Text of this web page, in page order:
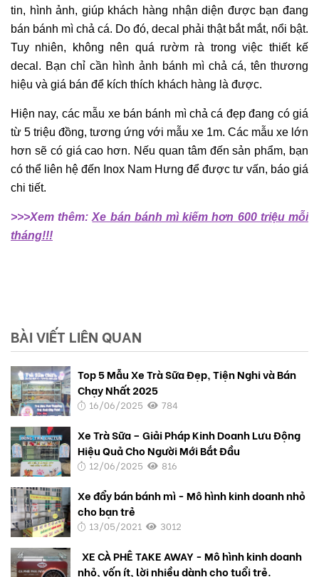
tin, hình ảnh, giúp khách hàng nhận diện được bạn đang
bán bánh mì chả cá. Do đó, decal phải thật bắt mắt, nổi bật.
Tuy nhiên, không nên quá rườm rà trong việc thiết kế
decal. Bạn chỉ cần hình ảnh bánh mì chả cá, tên thương
hiệu và giá bán để kích thích khách hàng là được.
Hiện nay, các mẫu xe bán bánh mì chả cá đẹp đang có giá
từ 5 triệu đồng, tương ứng với mẫu xe 1m. Các mẫu xe lớn
hơn sẽ có giá cao hơn. Nếu quan tâm đến sản phẩm, bạn
có thể liên hệ đến Inox Nam Hưng để được tư vấn, báo giá
chi tiết.
>>>Xem thêm:Xe bán bánh mì kiếm hơn 600 triệu mỗi
tháng!!!
BÀI VIẾT LIÊN QUAN
Top 5 Mẫu Xe Trà Sữa Đẹp, Tiện Nghi và Bán
Chạy Nhất 2025
16/06/2025 784
Xe Trà Sữa – Giải Pháp Kinh Doanh Lưu Động
Hiệu Quả Cho Người Mới Bắt Đầu
12/06/2025 816
Xe đẩy bán bánh mì - Mô hình kinh doanh nhỏ
cho bạn trẻ
13/05/2021 3012
XE CÀ PHÊ TAKE AWAY - Mô hình kinh doanh
nhỏ, vốn ít, lời nhiều dành cho tuổi trẻ.